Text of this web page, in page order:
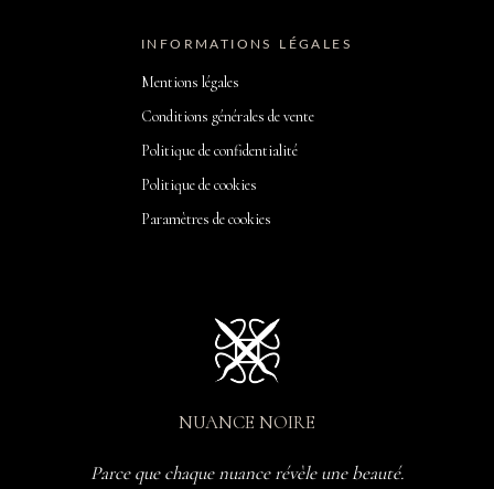
INFORMATIONS LÉGALES
Mentions légales
Conditions générales de vente
Politique de confidentialité
Politique de cookies
Paramètres de cookies
NUANCE NOIRE
Parce que chaque nuance révèle une beauté.